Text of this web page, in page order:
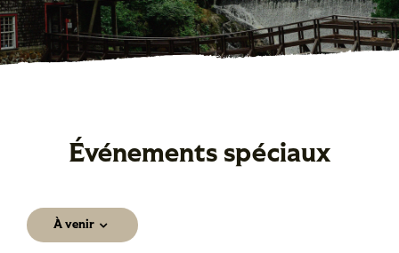
Événements spéciaux
Événements
À venir